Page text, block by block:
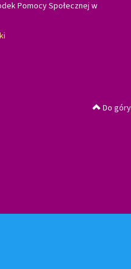
Pomocy Społecznej w
Do góry